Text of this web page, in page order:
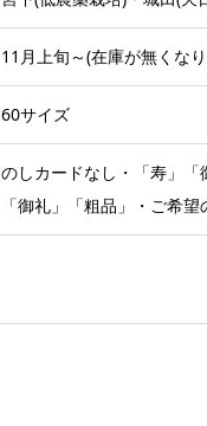
11月上旬～(在庫が無くな
60サイズ
のしカードなし・「寿」「
「御礼」「粗品」・ご希望